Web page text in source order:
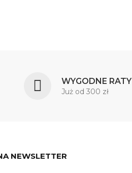
WYGODNE RATY
Już od 300 zł
NEWSLETTER